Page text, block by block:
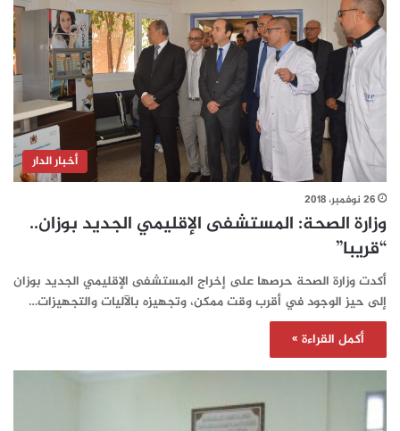
أخبار الدار
26 نوفمبر، 2018
وزارة الصحة: المستشفى الإقليمي الجديد بوزان..
“قريبا”
أكدت وزارة الصحة حرصها على إخراج المستشفى الإقليمي الجديد بوزان
إلى حيز الوجود في أقرب وقت ممكن، وتجهيزه بالآليات والتجهيزات…
أكمل القراءة »